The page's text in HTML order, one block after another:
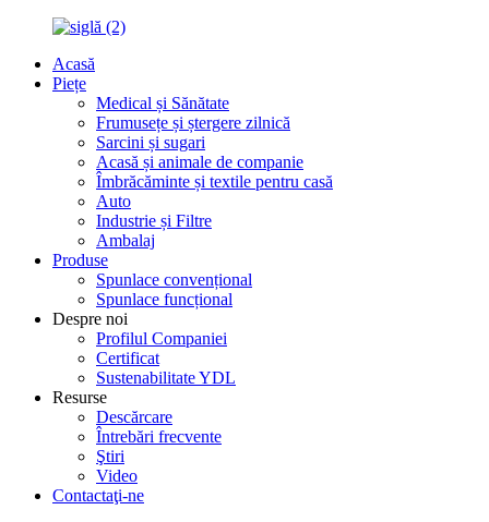
Acasă
Piețe
Medical și Sănătate
Frumusețe și ștergere zilnică
Sarcini și sugari
Acasă și animale de companie
Îmbrăcăminte și textile pentru casă
Auto
Industrie și Filtre
Ambalaj
Produse
Spunlace convențional
Spunlace funcțional
Despre noi
Profilul Companiei
Certificat
Sustenabilitate YDL
Resurse
Descărcare
Întrebări frecvente
Ştiri
Video
Contactaţi-ne